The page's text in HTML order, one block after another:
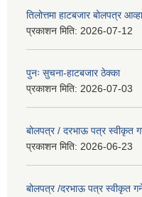
तिलोत्तमा हाटबजार बोलपत्र
प्रकाशन मिति: 2026-07-12
पुनः सुचना-हाटबजार ठेक्का
प्रकाशन मिति: 2026-07-03
बोलपत्र / दरभाऊ पत्र स्वीकृत
प्रकाशन मिति: 2026-06-23
बोलपत्र /दरभाऊ पत्र स्वीकृत